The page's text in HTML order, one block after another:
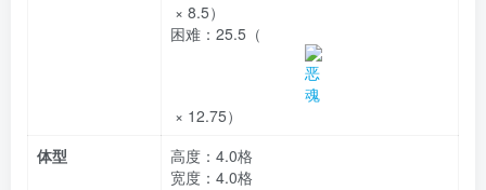
× 8.5）
困难： 25.5（
× 12.75）
体型
高度：4.0格
宽度：4.0格